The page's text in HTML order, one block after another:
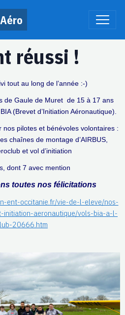
réussi !
tout au long de l’année :-)
de Gaule de Muret de 15 à 17 ans
(Brevet d’Initiation Aéronautique).
pilotes et bénévoles volontaires :
chaînes de montage d’AIRBUS,
et vol d’initiation
dont 7 avec mention
toutes nos félicitations
ent-occitanie.fr/vie-de-l-eleve/nos-
aeronautique/vols-bia-a-l-
20666.htm